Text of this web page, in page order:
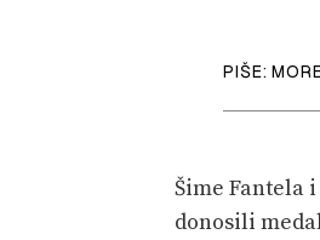
PIŠE:
Šime Fantela
donosili